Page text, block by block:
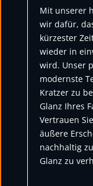
Mit unserer
wir dafür,
kürzester
wieder in
wird. Unser
modernste
Kratzer zu
Glanz Ihres
Vertrauen
äußere
nachhaltig
Glanz zu